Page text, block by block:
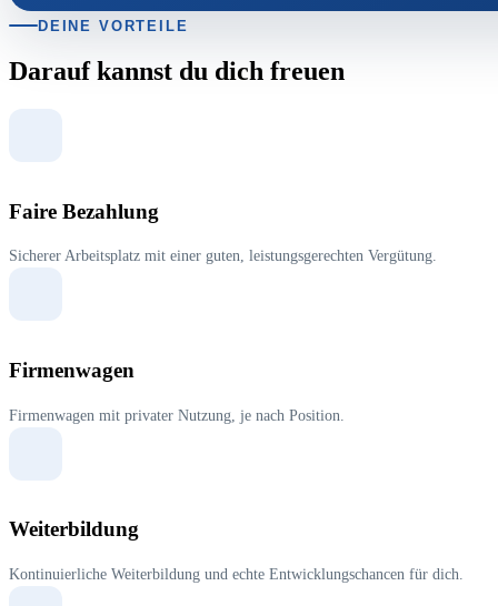
DEINE VORTEILE
Darauf kannst du dich freuen
Faire Bezahlung
Sicherer Arbeitsplatz mit einer guten, leistungsgerechten Vergütung.
Firmenwagen
Firmenwagen mit privater Nutzung, je nach Position.
Weiterbildung
Kontinuierliche Weiterbildung und echte Entwicklungschancen für dich.